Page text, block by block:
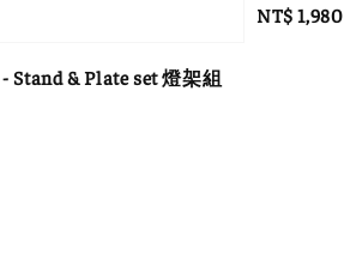
Stand & Plate set 燈架組
Regular
NT$ 1,980